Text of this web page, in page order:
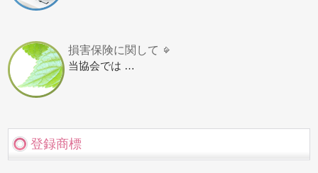
損害保険に関して
当協会では …
登録商標